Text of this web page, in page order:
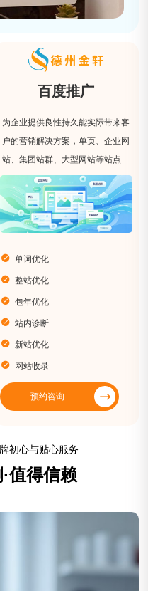
百度推广
为企业提供良性持久能实际带来客
户的营销解决方案，单页、企业网
站、集团站群、大型网站等站点类
型，我们具有丰富的网站优化经
验。
单词优化
整站优化
包年优化
站内诊断
新站优化
网站收录
预约咨询
初心与贴心服务
值得信赖